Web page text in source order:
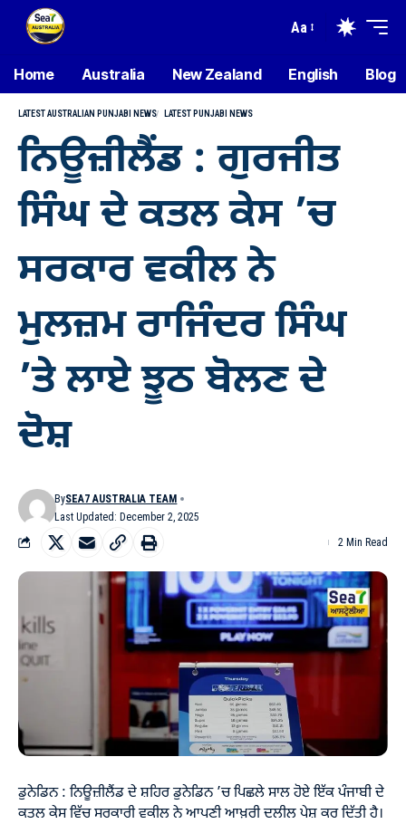
Aa
Home Australia New Zealand English Blog
LATEST AUSTRALIAN PUNJABI NEWS LATEST PUNJABI NEWS
ਨਿਊਜ਼ੀਲੈਂਡ : ਗੁਰਜੀਤ
ਸਿੰਘ ਦੇ ਕਤਲ ਕੇਸ ’ਚ
ਸਰਕਾਰ ਵਕੀਲ ਨੇ
ਮੁਲਜ਼ਮ ਰਾਜਿੰਦਰ ਸਿੰਘ
’ਤੇ ਲਾਏ ਝੂਠ ਬੋਲਣ ਦੇ
ਦੋਸ਼
Last Updated: December 2, 2025
BySEA7 AUSTRALIA TEAM
2 Min Read
ਡੁਨੇਡਿਨ : ਨਿਊਜ਼ੀਲੈਂਡ ਦੇ ਸ਼ਹਿਰ ਡੁਨੇਡਿਨ ’ਚ ਪਿਛਲੇ ਸਾਲ ਹੋਏ ਇੱਕ ਪੰਜਾਬੀ ਦੇ
ਕਤਲ ਕੇਸ ਵਿੱਚ ਸਰਕਾਰੀ ਵਕੀਲ ਨੇ ਆਪਣੀ ਆਖ਼ਰੀ ਦਲੀਲ ਪੇਸ਼ ਕਰ ਦਿੱਤੀ ਹੈ।